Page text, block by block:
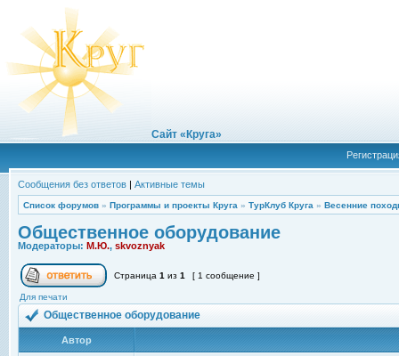
Сайт «Круга»
Сообщения без ответов | Активные темы
Список форумов » Программы и проекты Круга » ТурКлуб Круга » Весенние
Общественное оборудование
Модераторы: М.Ю., skvoznyak
Страница 1 из 1 [ 1 сообщение ]
Для печати
Общественное оборудование
Автор